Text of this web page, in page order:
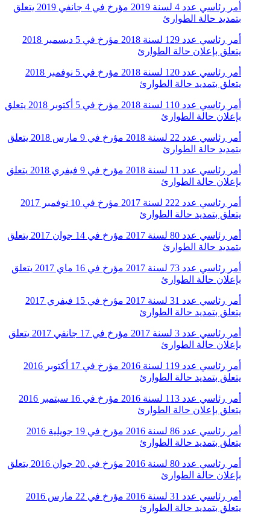
أمر رئاسي عدد 4 لسنة 2019 مؤرخ في 4 جانفي 2019 يتعلق
بتمديد حالة الطوارئ
أمر رئاسي عدد 129 لسنة 2018 مؤرخ في 5 ديسمبر 2018
يتعلق بإعلان حالة الطوارئ
أمر رئاسي عدد 120 لسنة 2018 مؤرخ في 5 نوفمبر 2018
يتعلق بتمديد حالة الطوارئ
أمر رئاسي عدد 110 لسنة 2018 مؤرخ في 5 أكتوبر 2018 يتعلق
بإعلان حالة الطوارئ
أمر رئاسي عدد 22 لسنة 2018 مؤرخ في 9 مارس 2018 يتعلق
بتمديد حالة الطوارئ
أمر رئاسي عدد 11 لسنة 2018 مؤرخ في 9 فيفري 2018 يتعلق
بإعلان حالة الطوارئ
أمر رئاسي عدد 222 لسنة 2017 مؤرخ في 10 نوفمبر 2017
يتعلق بتمديد حالة الطوارئ
أمر رئاسي عدد 80 لسنة 2017 مؤرخ في 14 جوان 2017 يتعلق
بتمديد حالة الطوارئ
أمر رئاسي عدد 73 لسنة 2017 مؤرخ في 16 ماي 2017 يتعلق
بإعلان حالة الطوارئ
أمر رئاسي عدد 31 لسنة 2017 مؤرخ في 15 فيفري 2017
يتعلق بتمديد حالة الطوارئ
أمر رئاسي عدد 3 لسنة 2017 مؤرخ في 17 جانفي 2017 يتعلق
بإعلان حالة الطوارئ
أمر رئاسي عدد 119 لسنة 2016 مؤرخ في 17 أكتوبر 2016
يتعلق بتمديد حالة الطوارئ
أمر رئاسي عدد 113 لسنة 2016 مؤرخ في 16 سبتمبر 2016
يتعلق بإعلان حالة الطوارئ
أمر رئاسي عدد 86 لسنة 2016 مؤرخ في 19 جويلية 2016
يتعلق بتمديد حالة الطوارئ
أمر رئاسي عدد 80 لسنة 2016 مؤرخ في 20 جوان 2016 يتعلق
بإعلان حالة الطوارئ
أمر رئاسي عدد 31 لسنة 2016 مؤرخ في 22 مارس 2016
يتعلق بتمديد حالة الطوارئ